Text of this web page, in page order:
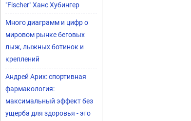
"Fischer" Ханс Хубингер
Много диаграмм и цифр о
мировом рынке беговых
лыж, лыжных ботинок и
креплений
Андрей Арих: спортивная
фармакология:
максимальный эффект без
ущерба для здоровья - это